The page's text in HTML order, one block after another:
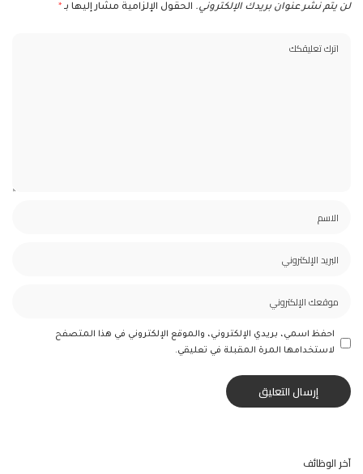
لن يتم نشر عنوان بريدك الإلكتروني. الحقول الإلزامية مشار إليها بـ *
احفظ اسمي، بريدي الإلكتروني، والموقع الإلكتروني في هذا المتصفح
لاستخدامها المرة المقبلة في تعليقي.
آخر الوظائف